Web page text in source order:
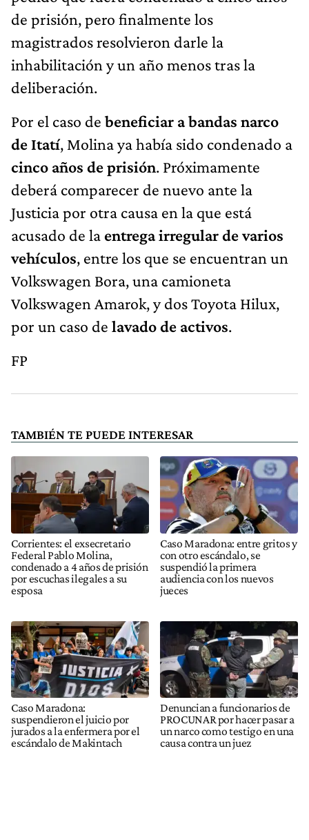
de prisión, pero finalmente los
magistrados resolvieron darle la
inhabilitación y un año menos tras la
deliberación.
Por el caso de beneficiar a bandas narco
de Itatí, Molina ya había sido condenado a
cinco años de prisión. Próximamente
deberá comparecer de nuevo ante la
Justicia por otra causa en la que está
acusado de la entrega irregular de varios
vehículos, entre los que se encuentran un
Volkswagen Bora, una camioneta
Volkswagen Amarok, y dos Toyota Hilux,
por un caso de lavado de activos.
FP
TAMBIÉN TE PUEDE INTERESAR
Corrientes: el exsecretario
Federal Pablo Molina,
condenado a 4 años de prisión
por escuchas ilegales a su
esposa
Caso Maradona: entre gritos y
con otro escándalo, se
suspendió la primera
audiencia con los nuevos
jueces
Caso Maradona:
suspendieron el juicio por
jurados a la enfermera por el
escándalo de Makintach
Denuncian a funcionarios de
PROCUNAR por hacer pasar a
un narco como testigo en una
causa contra un juez